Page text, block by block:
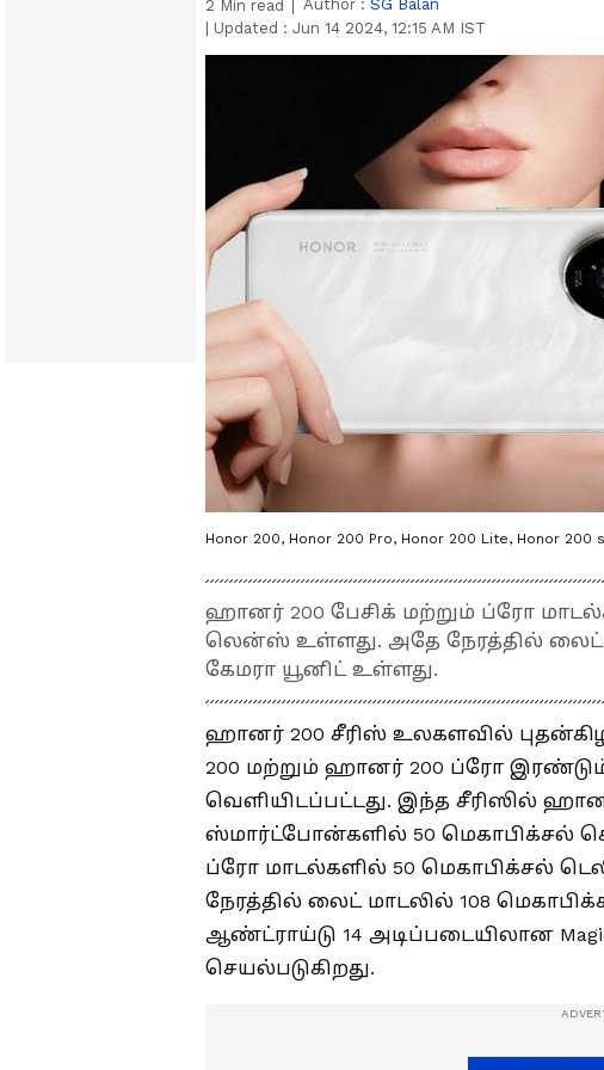
2 Min read Author : SG Balan
Updated : Jun 14 2024, 12:15 AM IST
Honor 200, Honor 200 Pro, Honor 200 Lite, Honor
ஹானர் 200 பேசிக் மற்றும் ப்ரோ
லென்ஸ் உள்ளது. அதே நேரத்தில் லைட்
கேமரா யூனிட் உள்ளது.
ஹானர் 200 சீரிஸ் உலகளவில்
200 மற்றும் ஹானர் 200 ப்ரோ
வெளியிடப்பட்டது. இந்த சீரிஸில்
ஸ்மார்ட்போன்களில் 50 மெகாபிக்சல்
ப்ரோ மாடல்களில் 50 மெகாபிக்சல்
நேரத்தில் லைட் மாடலில் 108
ஆண்ட்ராய்டு 14 அடிப்படையிலான
செயல்படுகிறது.